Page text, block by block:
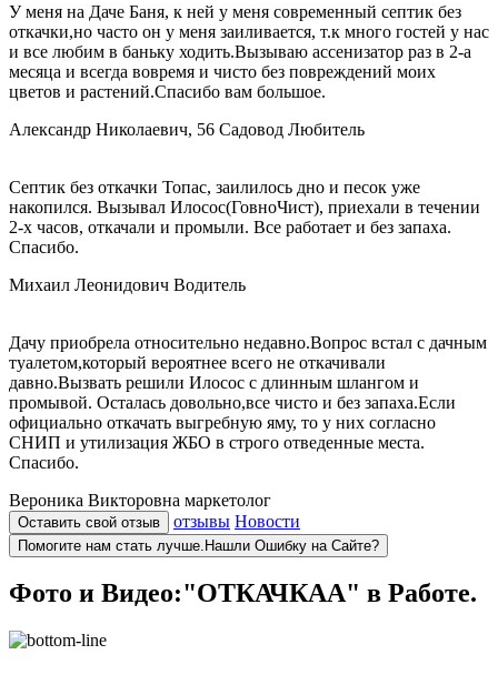
У меня на Даче Баня, к ней у меня современный септик без
откачки,но часто он у меня заиливается, т.к много гостей у нас
и все любим в баньку ходить.Вызываю ассенизатор раз в 2-а
месяца и всегда вовремя и чисто без повреждений моих
цветов и растений.Спасибо вам большое.
Александр Николаевич, 56 Садовод Любитель
Септик без откачки Топас, заилилось дно и песок уже
накопился. Вызывал Илосос(ГовноЧист), приехали в течении
2-х часов, откачали и промыли. Все работает и без запаха.
Спасибо.
Михаил Леонидович Водитель
Дачу приобрела относительно недавно.Вопрос встал с дачным
туалетом,который вероятнее всего не откачивали
давно.Вызвать решили Илосос с длинным шлангом и
промывой. Осталась довольно,все чисто и без запаха.Если
официально откачать выгребную яму, то у них согласно
СНИП и утилизация ЖБО в строго отведенные места.
Спасибо.
Вероника Викторовна маркетолог
Оставить свой отзыв отзывы Новости
Помогите нам стать лучше.Нашли Ошибку на Сайте?
Фото и Видео:"ОТКАЧКАА" в Работе.